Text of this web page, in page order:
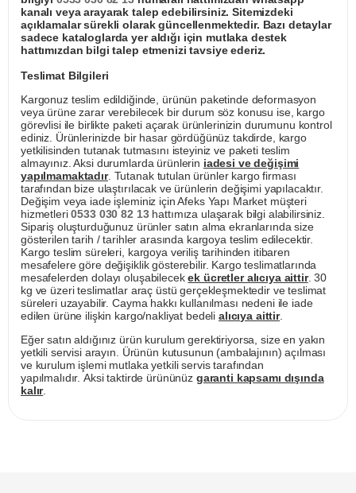
kanalı veya arayarak talep edebilirsiniz. Sitemizdeki
açıklamalar sürekli olarak güncellenmektedir. Bazı detaylar
sadece kataloglarda yer aldığı için mutlaka destek
hattımızdan bilgi talep etmenizi tavsiye ederiz.
Teslimat Bilgileri
Kargonuz teslim edildiğinde, ürünün paketinde deformasyon
veya ürüne zarar verebilecek bir durum söz konusu ise, kargo
görevlisi ile birlikte paketi açarak ürünlerinizin durumunu kontrol
ediniz. Ürünlerinizde bir hasar gördüğünüz takdirde, kargo
yetkilisinden tutanak tutmasını isteyiniz ve paketi teslim
almayınız. Aksi durumlarda ürünlerin iadesi ve değişimi
yapılmamaktadır. Tutanak tutulan ürünler kargo firması
tarafından bize ulaştırılacak ve ürünlerin değişimi yapılacaktır.
Değişim veya iade işleminiz için Afeks Yapı Market müşteri
hizmetleri0533 030 82 13hattımıza ulaşarak bilgi alabilirsiniz.
Sipariş oluşturduğunuz ürünler satın alma ekranlarında size
gösterilen tarih / tarihler arasında kargoya teslim edilecektir.
Kargo teslim süreleri, kargoya veriliş tarihinden itibaren
mesafelere göre değişiklik gösterebilir. Kargo teslimatlarında
mesafelerden dolayı oluşabilecekek ücretler alıcıya aittir. 30
kg ve üzeri teslimatlar araç üstü gerçekleşmektedir ve teslimat
süreleri uzayabilir. Cayma hakkı kullanılması nedeni ile iade
edilen ürüne ilişkin kargo/nakliyat bedeli alıcıya aittir.
Eğer satın aldığınız ürün kurulum gerektiriyorsa, size en yakın
yetkili servisi arayın. Ürünün kutusunun (ambalajının) açılması
ve kurulum işlemi mutlaka yetkili servis tarafından
yapılmalıdır. Aksi taktirde ürününüz garanti kapsamı dışında
kalır.